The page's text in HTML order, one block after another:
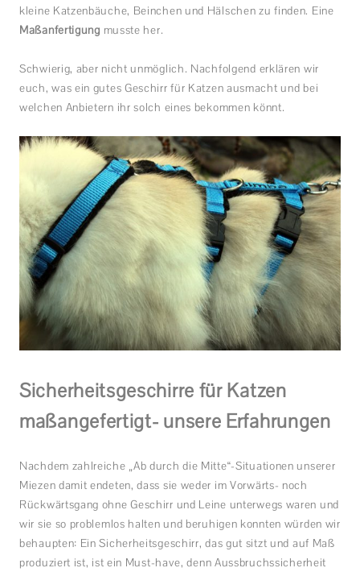
kleine Katzenbäuche, Beinchen und Hälschen zu finden. Eine
Maßanfertigung musste her.
Schwierig, aber nicht unmöglich. Nachfolgend erklären wir
euch, was ein gutes Geschirr für Katzen ausmacht und bei
welchen Anbietern ihr solch eines bekommen könnt.
Sicherheitsgeschirre für Katzen
maßangefertigt- unsere Erfahrungen
Nachdem zahlreiche „Ab durch die Mitte“-Situationen unserer
Miezen damit endeten, dass sie weder im Vorwärts- noch
Rückwärtsgang ohne Geschirr und Leine unterwegs waren und
wir sie so problemlos halten und beruhigen konnten würden wir
behaupten: Ein Sicherheitsgeschirr, das gut sitzt und auf Maß
produziert ist, ist ein Must-have, denn Aussbruchssicherheit